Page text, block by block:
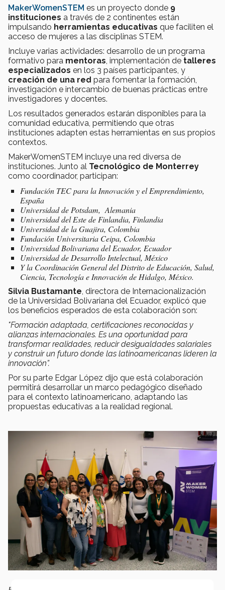
MakerWomenSTEM es un proyecto donde 9
instituciones a través de 2 continentes están
impulsando herramientas educativas que faciliten el
acceso de mujeres a las disciplinas STEM.
Incluye varias actividades: desarrollo de un programa
formativo para mentoras, implementación de talleres
especializados en los 3 países participantes, y
creación de una red para fomentar la formación,
investigación e intercambio de buenas prácticas entre
investigadores y docentes.
Los resultados generados estarán disponibles para la
comunidad educativa, permitiendo que otras
instituciones adapten estas herramientas en sus propios
contextos.
MakerWomenSTEM incluye una red diversa de
instituciones. Junto al Tecnológico de Monterrey
como coordinador, participan:
Fundación TEC para la Innovación y el Emprendimiento,
España
Universidad de Potsdam, Alemania
Universidad del Este de Finlandia, Finlandia
Universidad de la Guajira, Colombia
Fundación Universitaria Ceipa, Colombia
Universidad Bolivariana del Ecuador, Ecuador
Universidad de Desarrollo Intelectual, México
Y la Coordinación General del Distrito de Educación, Salud,
Ciencia, Tecnología e Innovación de Hidalgo, México.
Silvia Bustamante, directora de Internacionalización
de la Universidad Bolivariana del Ecuador, explicó que
los beneficios esperados de esta colaboración son:
"Formación adaptada, certificaciones reconocidas y
alianzas internacionales. Es una oportunidad para
transformar realidades, reducir desigualdades salariales
y construir un futuro donde las latinoamericanas lideren la
innovación”.
Por su parte Edgar López dijo que está colaboración
permitirá desarrollar un marco pedagógico diseñado
para el contexto latinoamericano, adaptando las
propuestas educativas a la realidad regional.